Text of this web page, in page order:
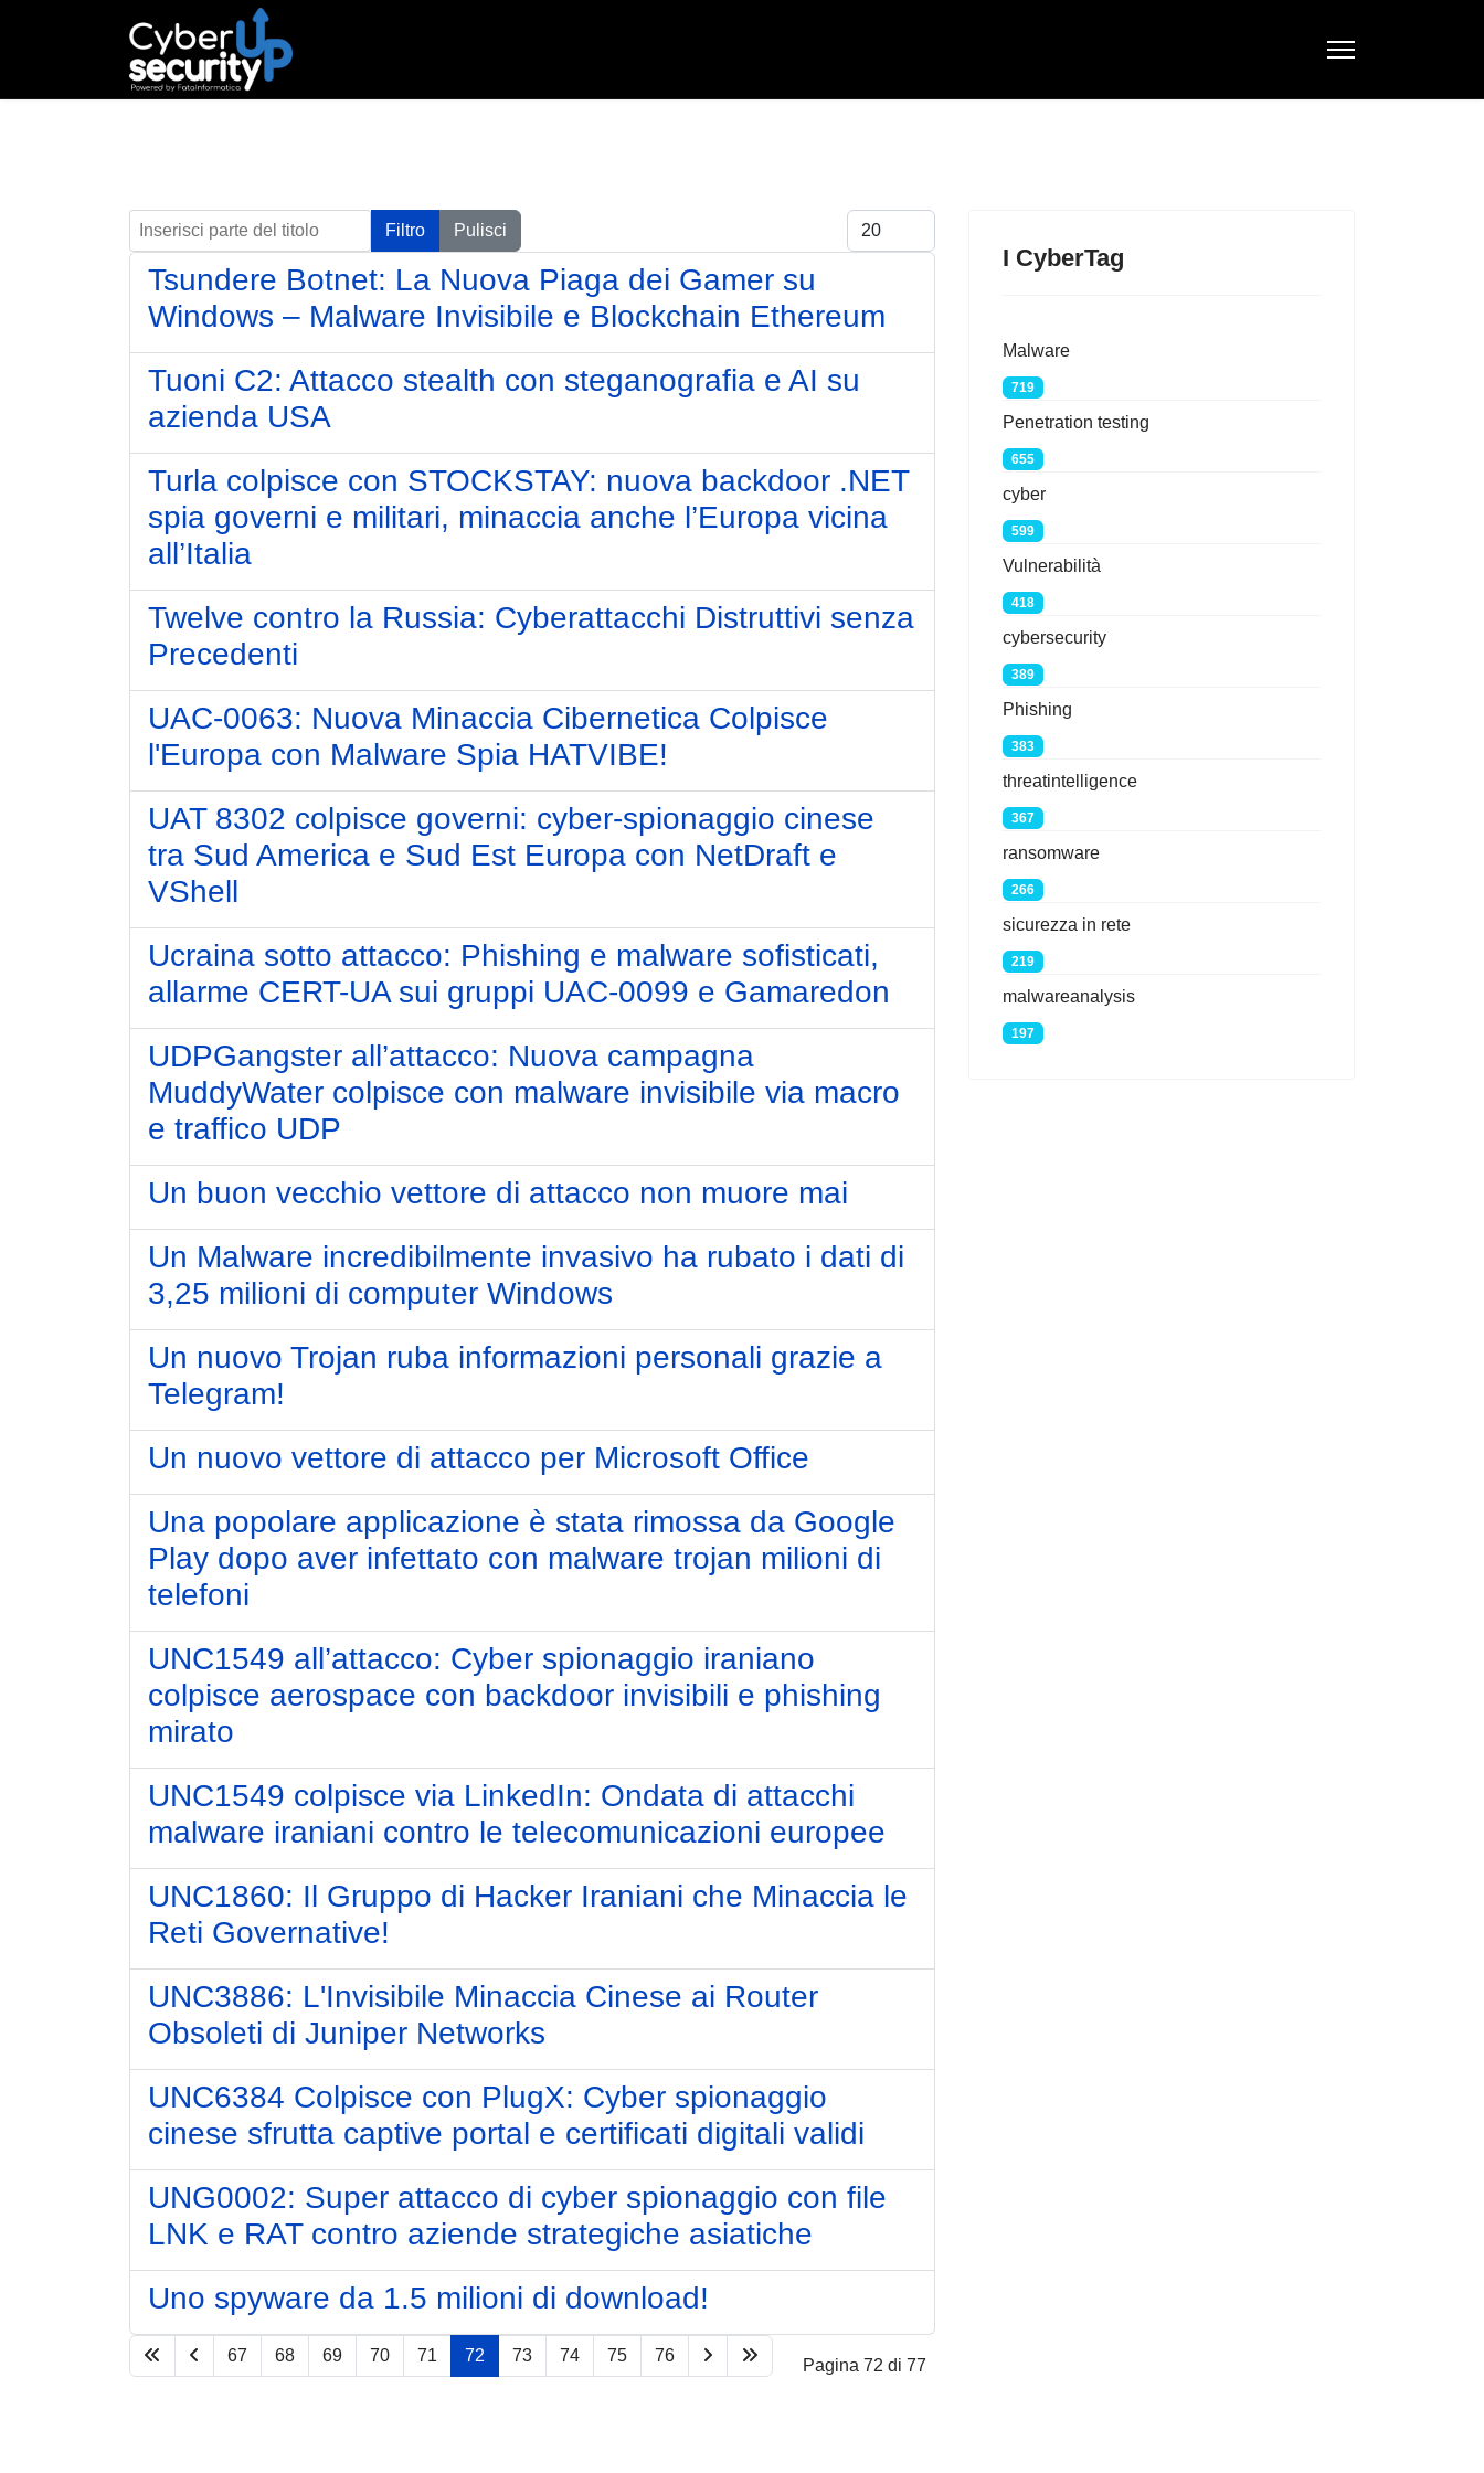
Inserisci parte del titolo Filtro Pulisci Visualizza #
Tsundere Botnet: La Nuova Piaga dei Gamer su
Windows – Malware Invisibile e Blockchain Ethereum
Tuoni C2: Attacco stealth con steganografia e AI su
azienda USA
Turla colpisce con STOCKSTAY: nuova backdoor .NET
spia governi e militari, minaccia anche l’Europa vicina
all’Italia
Twelve contro la Russia: Cyberattacchi Distruttivi senza
Precedenti
UAC-0063: Nuova Minaccia Cibernetica Colpisce
l'Europa con Malware Spia HATVIBE!
UAT 8302 colpisce governi: cyber-spionaggio cinese
tra Sud America e Sud Est Europa con NetDraft e
VShell
Ucraina sotto attacco: Phishing e malware sofisticati,
allarme CERT-UA sui gruppi UAC-0099 e Gamaredon
UDPGangster all’attacco: Nuova campagna
MuddyWater colpisce con malware invisibile via macro
e traffico UDP
Un buon vecchio vettore di attacco non muore mai
Un Malware incredibilmente invasivo ha rubato i dati di
3,25 milioni di computer Windows
Un nuovo Trojan ruba informazioni personali grazie a
Telegram!
Un nuovo vettore di attacco per Microsoft Office
Una popolare applicazione è stata rimossa da Google
Play dopo aver infettato con malware trojan milioni di
telefoni
UNC1549 all’attacco: Cyber spionaggio iraniano
colpisce aerospace con backdoor invisibili e phishing
mirato
UNC1549 colpisce via LinkedIn: Ondata di attacchi
malware iraniani contro le telecomunicazioni europee
UNC1860: Il Gruppo di Hacker Iraniani che Minaccia le
Reti Governative!
UNC3886: L'Invisibile Minaccia Cinese ai Router
Obsoleti di Juniper Networks
UNC6384 Colpisce con PlugX: Cyber spionaggio
cinese sfrutta captive portal e certificati digitali validi
UNG0002: Super attacco di cyber spionaggio con file
LNK e RAT contro aziende strategiche asiatiche
Uno spyware da 1.5 milioni di download!
Pagina 72 di 77
67 68 69 70 71 72 73 74 75 76
I CyberTag
Malware
719
Penetration testing
655
cyber
599
Vulnerabilità
418
cybersecurity
389
Phishing
383
threatintelligence
367
ransomware
266
sicurezza in rete
219
malwareanalysis
197